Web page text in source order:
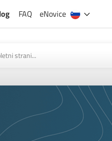
FAQ eNovice